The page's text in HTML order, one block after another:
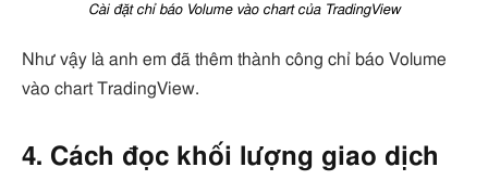
Cài đặt chỉ báo Volume vào chart của TradingView
Như vậy là anh em đã thêm thành công chỉ báo Volume
vào chart TradingView.
4. Cách đọc khối lượng giao dịch